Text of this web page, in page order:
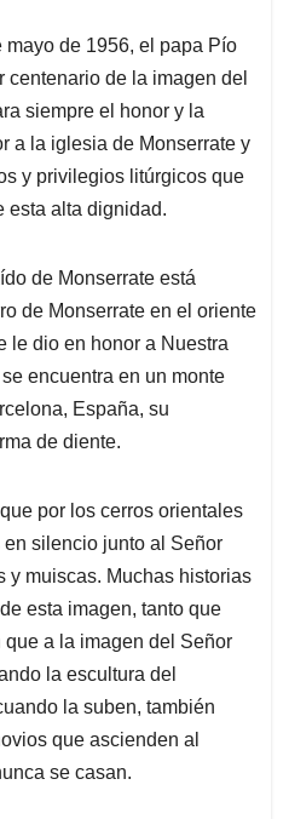
de 1956, el papa Pío
centenario de la imagen del
siempre el honor y la
a la iglesia de Monserrate y
y privilegios litúrgicos que
esta alta dignidad.
de Monserrate está
de Monserrate en el oriente
le dio en honor a Nuestra
encuentra en un monte
España, su
de diente.
por los cerros orientales
silencio junto al Señor
y muiscas. Muchas historias
esta imagen, tanto que
a la imagen del Señor
la escultura del
la suben, también
que ascienden al
se casan.